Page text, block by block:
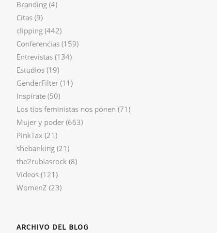
Branding(4)
Citas(9)
clipping(442)
Conferencias(159)
Entrevistas(134)
Estudios(19)
GenderFilter(11)
Inspírate(50)
Los tíos feministas nos ponen (71)
Mujer y poder(663)
PinkTax (21)
shebanking(21)
the2rubiasrock (8)
Videos(121)
WomenZ (23)
ARCHIVO DEL BLOG